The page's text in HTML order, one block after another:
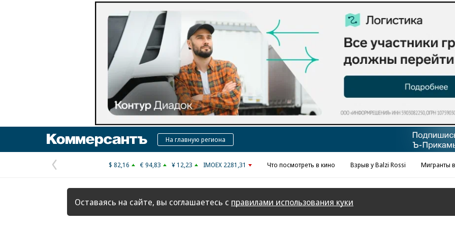
Реклама в «Ъ» www.kommersant.ru/ad
КоммерсантъНа главную региона
Предыдущая
страница
$ 82,16 € 94,83 ¥ 12,23 IMOEX 2281,31 Что посмотреть в кино Взрыв у Balzi Rossi Мигранты
Оставаясь на сайте, вы соглашаетесь с правилами использования куки